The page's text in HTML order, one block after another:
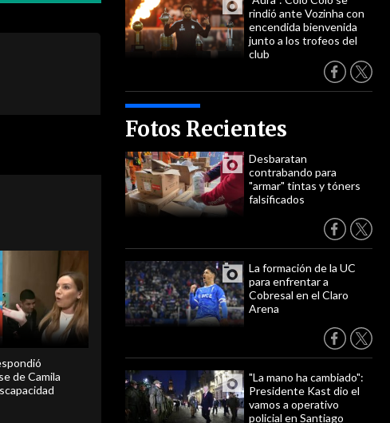
rindió ante Vozinha con
encendida bienvenida
junto a los trofeos del
club
Fotos Recientes
Desbaratan
contrabando para
"armar" tintas y tóners
falsificados
La formación de la UC
para enfrentar a
Cobresal en el Claro
Arena
"La mano ha cambiado":
Presidente Kast dio el
vamos a operativo
policial en Santiago
de Camila